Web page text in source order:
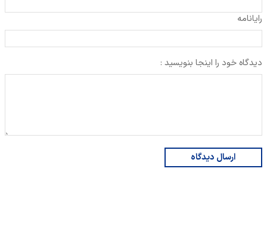
رایانامه
دیدگاه خود را اینجا بنویسید :
ارسال دیدگاه